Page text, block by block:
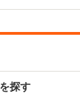
探す